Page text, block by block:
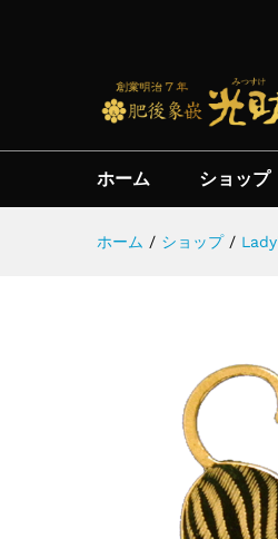
ホーム ショップ
ホーム / ショップ /